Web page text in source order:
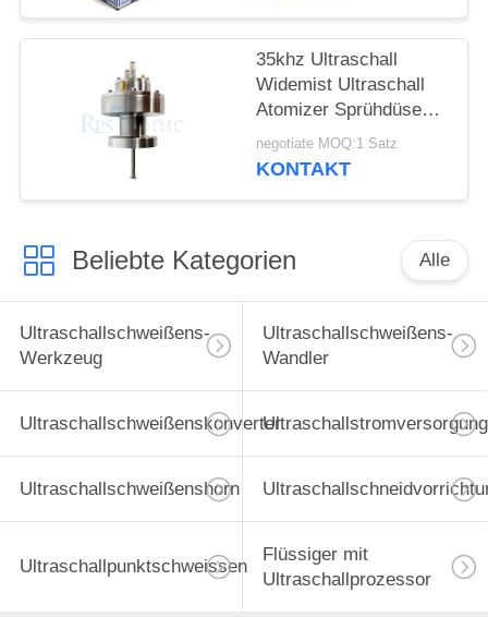
35khz Ultraschall
Widemist Ultraschall
Atomizer Sprühdüse
für Brennstoffzellen
Herstellung
negotiate MOQ:1 Satz
KONTAKT
Beliebte Kategorien Alle
Ultraschallschweißens-
Werkzeug
Ultraschallschweißens-
Wandler
UltraschallschweißenskonverterUltraschallstromversorgung
Ultraschallschweißenshorn
Ultraschallpunktschweissen
Flüssiger mit
Ultraschallprozessor